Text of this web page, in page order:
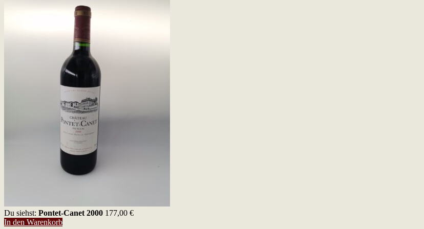
Du siehst: Pontet-Canet 2000 177,00 €
In den Warenkorb